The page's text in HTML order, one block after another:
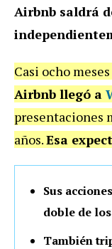
Airbnb saldrá
Casi ocho
Airbnb llegó a
presentaciones
años.Esa
Sus
doble de
También